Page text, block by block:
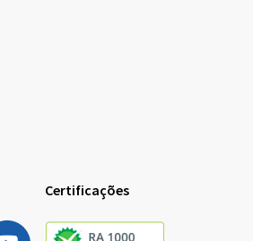
Certificações